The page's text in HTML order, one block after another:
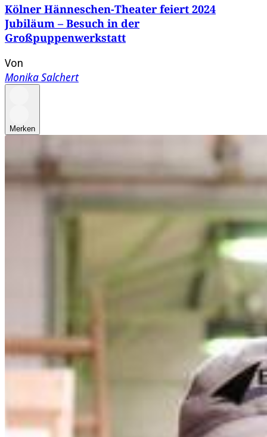
Kölner Hänneschen-Theater feiert 2024
Jubiläum – Besuch in der
Großpuppenwerkstatt
Von
Monika Salchert
Merken